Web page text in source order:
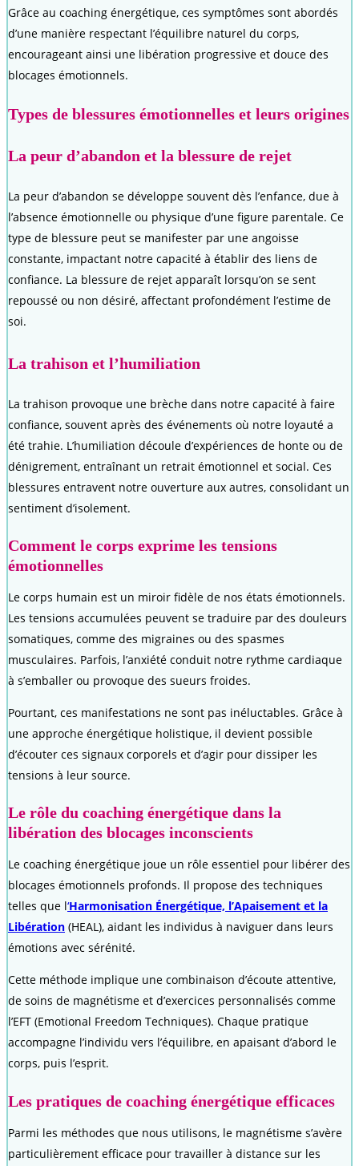
Grâce au coaching énergétique, ces symptômes sont abordés
d’une manière respectant l’équilibre naturel du corps,
encourageant ainsi une libération progressive et douce des
blocages émotionnels.
Types de blessures émotionnelles et leurs origines
La peur d’abandon et la blessure de rejet
La peur d’abandon se développe souvent dès l’enfance, due à
l’absence émotionnelle ou physique d’une figure parentale. Ce
type de blessure peut se manifester par une angoisse
constante, impactant notre capacité à établir des liens de
confiance. La blessure de rejet apparaît lorsqu’on se sent
repoussé ou non désiré, affectant profondément l’estime de
soi.
La trahison et l’humiliation
La trahison provoque une brèche dans notre capacité à faire
confiance, souvent après des événements où notre loyauté a
été trahie. L’humiliation découle d’expériences de honte ou de
dénigrement, entraînant un retrait émotionnel et social. Ces
blessures entravent notre ouverture aux autres, consolidant un
sentiment d’isolement.
Comment le corps exprime les tensions
émotionnelles
Le corps humain est un miroir fidèle de nos états émotionnels.
Les tensions accumulées peuvent se traduire par des douleurs
somatiques, comme des migraines ou des spasmes
musculaires. Parfois, l’anxiété conduit notre rythme cardiaque
à s’emballer ou provoque des sueurs froides.
Pourtant, ces manifestations ne sont pas inéluctables. Grâce à
une approche énergétique holistique, il devient possible
d’écouter ces signaux corporels et d’agir pour dissiper les
tensions à leur source.
Le rôle du coaching énergétique dans la
libération des blocages inconscients
Le coaching énergétique joue un rôle essentiel pour libérer des
blocages émotionnels profonds. Il propose des techniques
telles que l‘Harmonisation Énergétique, l’Apaisement et la
Libération (HEAL), aidant les individus à naviguer dans leurs
émotions avec sérénité.
Cette méthode implique une combinaison d’écoute attentive,
de soins de magnétisme et d’exercices personnalisés comme
l’EFT (Emotional Freedom Techniques). Chaque pratique
accompagne l’individu vers l’équilibre, en apaisant d’abord le
corps, puis l’esprit.
Les pratiques de coaching énergétique efficaces
Parmi les méthodes que nous utilisons, le magnétisme s’avère
particulièrement efficace pour travailler à distance sur les